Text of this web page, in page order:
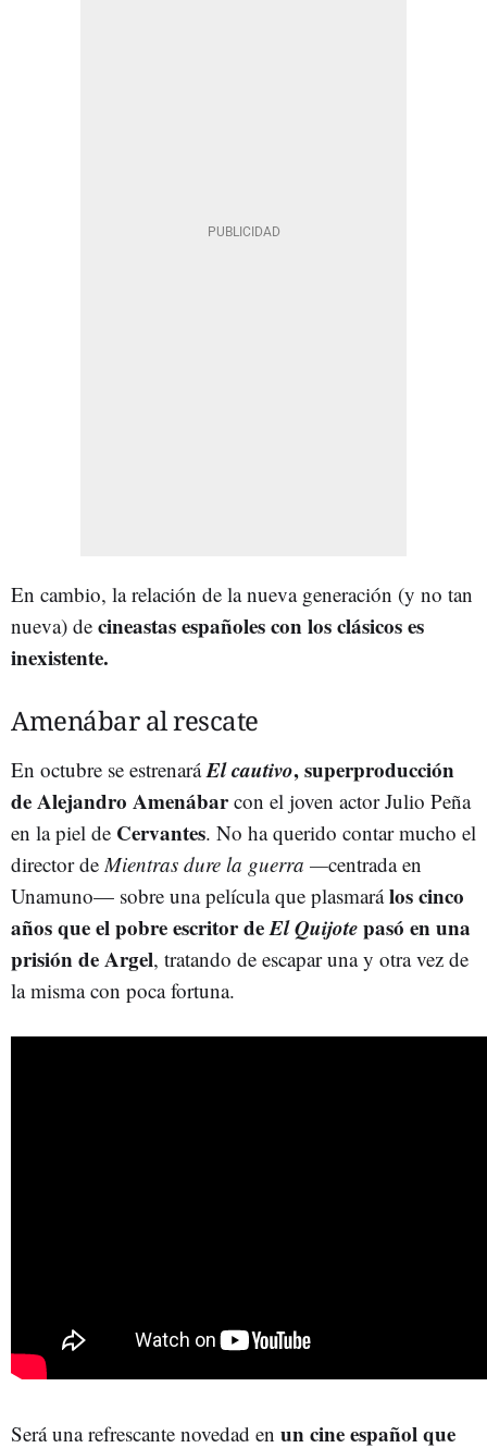
En cambio, la relación de la nueva generación (y no tan
nueva) de cineastas españoles con los clásicos es
inexistente.
Amenábar al rescate
En octubre se estrenaráEl cautivo, superproducción
de Alejandro Amenábarcon el joven actor Julio Peña
en la piel de Cervantes. No ha querido contar mucho el
director de Mientras dure la guerra —centrada en
Unamuno— sobre una película que plasmarálos cinco
años que el pobre escritor deEl Quijotepasó en una
prisión de Argel, tratando de escapar una y otra vez de
la misma con poca fortuna.
Será una refrescante novedad en un cine español que